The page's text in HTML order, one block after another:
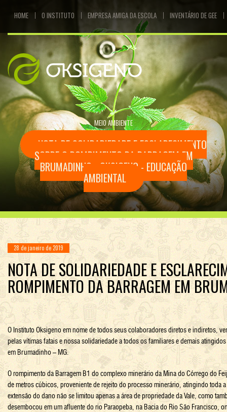
HOME O INSTITUTO EMPRESA AMIGA DA ESCOLA INVENTÁRIO DE GEE
MEIO AMBIENTE
NOTA DE SOLIDARIEDADE E ESCLARECIMENTO
SOBRE O ROMPIMENTO DA BARRAGEM EM
BRUMADINHO - OKSIGENO - EDUCAÇÃO
AMBIENTAL
28 de janeiro de 2019
NOTA DE SOLIDARIEDADE E
ROMPIMENTO DA BARRAGEM EM
O Instituto Oksigenoem nome de todos seus colaboradores diretos e indiretos,
pelas vítimas fatais e nossa solidariedade a todos os familiares e demais
em Brumadinho – MG.
O rompimento da Barragem B1 do complexo minerário da Mina do Córrego do
de metros cúbicos, proveniente de rejeito do processo minerário, atingindo toda
extensão do dano não se limitou apenas a área de propriedade da Vale, como
desembocou em um afluente do rio Paraopeba, na Bacia do Rio São Francisco,